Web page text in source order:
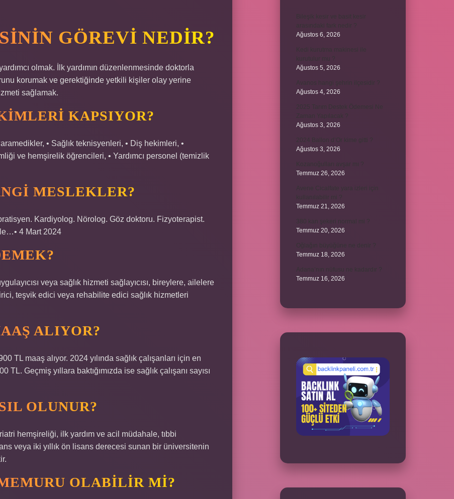
GÖREVI NEDIR?
olmak. İlk yardımın düzenlenmesinde doktorla
korumak ve gerektiğinde yetkili kişiler olay yerine
sağlamak.
KAPSIYOR?
• Sağlık teknisyenleri, • Diş hekimleri, •
ve hemşirelik öğrencileri, • Yardımcı personel (temizlik
MESLEKLER?
Kardiyolog. Nörolog. Göz doktoru. Fizyoterapist.
4 Mart 2024
veya sağlık hizmeti sağlayıcısı, bireylere, ailelere
teşvik edici veya rehabilite edici sağlık hizmetleri
ALIYOR?
TL maaş alıyor. 2024 yılında sağlık çalışanları için en
Geçmiş yıllara baktığımızda ise sağlık çalışanı sayısı
OLUNUR?
hemşireliği, ilk yardım ve acil müdahale, tıbbi
veya iki yıllık ön lisans derecesi sunan bir üniversitenin
OLABILIR MI?
Bileşik kesir ve basit kesir
arasındaki fark nedir ?
Ağustos 6, 2026
Kedi kurutma makinesi ile
kurutulur mu ?
Ağustos 5, 2026
Avanos hangi şehrin ilçesidir ?
Ağustos 4, 2026
2025 Tarım Destek Ödemesi Ne
Zaman Yapılacak ?
Ağustos 3, 2026
Ağustos 3, 2026
Temmuz 26, 2026
kullanılabilir mi ?
Temmuz 21, 2026
Temmuz 20, 2026
Temmuz 18, 2026
Temmuz 16, 2026